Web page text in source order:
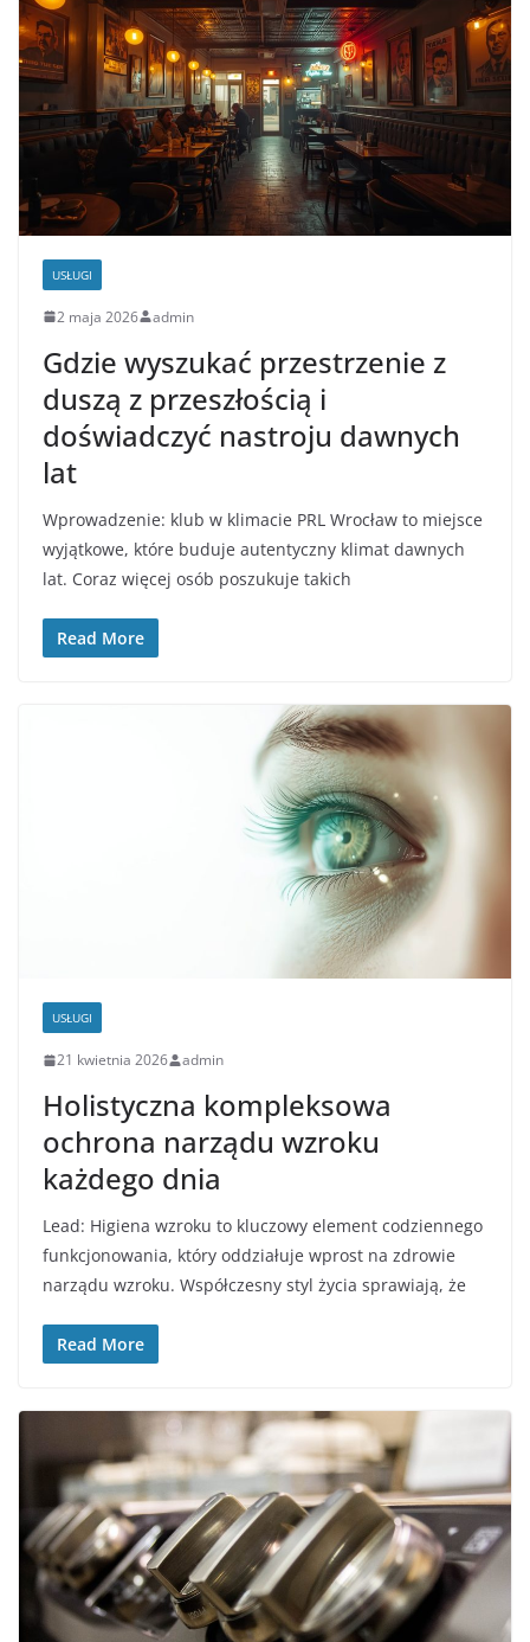
USŁUGI
2 maja 2026 admin
Gdzie wyszukać przestrzenie z
duszą z przeszłością i
doświadczyć nastroju dawnych
lat
Wprowadzenie: klub w klimacie PRL Wrocław to miejsce
wyjątkowe, które buduje autentyczny klimat dawnych
lat. Coraz więcej osób poszukuje takich
Read More
USŁUGI
21 kwietnia 2026 admin
Holistyczna kompleksowa
ochrona narządu wzroku
każdego dnia
Lead: Higiena wzroku to kluczowy element codziennego
funkcjonowania, który oddziałuje wprost na zdrowie
narządu wzroku. Współczesny styl życia sprawiają, że
Read More